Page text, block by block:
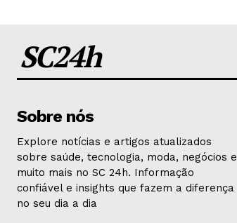
SC24h
Sobre nós
Explore notícias e artigos atualizados
sobre saúde, tecnologia, moda, negócios e
muito mais no SC 24h. Informação
confiável e insights que fazem a diferença
no seu dia a dia